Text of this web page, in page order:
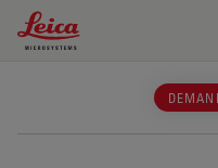
Leica Microsystems Logo